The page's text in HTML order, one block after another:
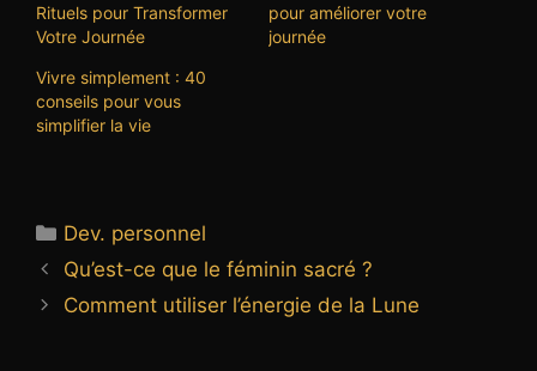
Rituels pour Transformer
Votre Journée
pour améliorer votre
journée
Vivre simplement : 40
conseils pour vous
simplifier la vie
Catégories
Dev. personnel
Qu’est-ce que le féminin sacré ?
Comment utiliser l’énergie de la Lune